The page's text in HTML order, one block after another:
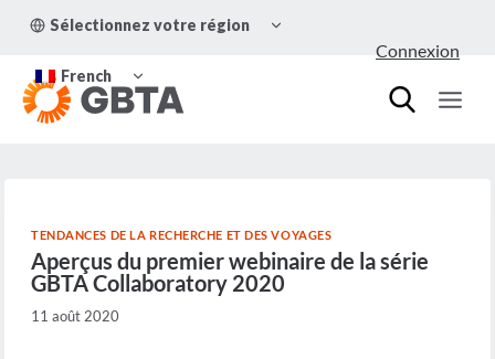
Sélectionnez votre région
LE
French
LE
MENU
ENFANT
Connexion
TENDANCES DE LA RECHERCHE ET DES VOYAGES
Aperçus du premier webinaire de la série
GBTA Collaboratory 2020
11 août 2020